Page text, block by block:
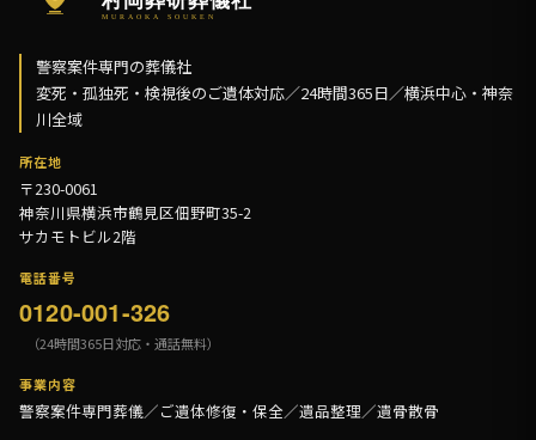
警察案件専門の葬儀社
変死・孤独死・検視後のご遺体対応／24時間365日／横浜中心・神奈
川全域
所在地
〒230-0061
神奈川県横浜市鶴見区佃野町35-2
サカモトビル2階
電話番号
0120-001-326
（24時間365日対応・通話無料）
事業内容
警察案件専門葬儀／ご遺体修復・保全／遺品整理／遺骨散骨